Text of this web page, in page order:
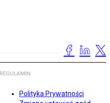
REGULAMIN
Polityka Prywatności